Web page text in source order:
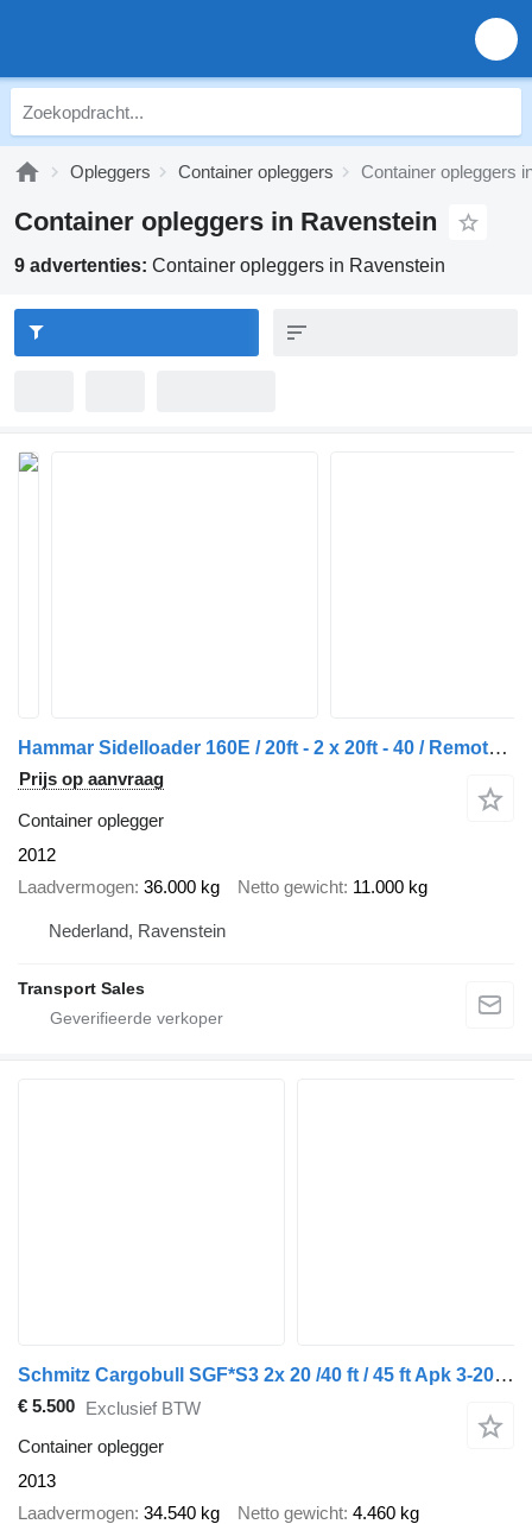
Opleggers Container opleggers Container opleggers
Container opleggers in Ravenstein
9 advertenties: Container opleggers in Ravenstein
Hammar Sidelloader 160E / 20ft - 2 x 20ft - 40 / Remote control
Prijs op aanvraag
Container oplegger
2012
Laadvermogen 36.000 kg Netto gewicht 11.000 kg
Nederland, Ravenstein
Transport Sales
Schmitz Cargobull SGF*S3 2x 20 /40 ft / 45 ft Apk 3-2027 / Disc brakes
€ 5.500 Exclusief BTW
Container oplegger
2013
Laadvermogen 34.540 kg Netto gewicht 4.460 kg